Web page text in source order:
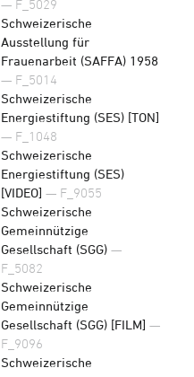
— F_5029
Schweizerische
Ausstellung für
Frauenarbeit (SAFFA) 1958
— F_5014
Schweizerische
Energiestiftung (SES) [TON]
— F_1048
Schweizerische
Energiestiftung (SES)
[VIDEO] — F_9055
Schweizerische
Gemeinnützige
Gesellschaft (SGG) —
F_5082
Schweizerische
Gemeinnützige
Gesellschaft (SGG) [FILM] —
F_9096
Schweizerische